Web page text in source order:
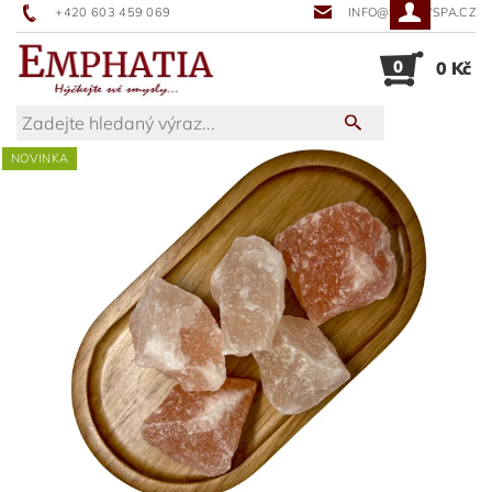
+420 603 459 069 INFO@SUNNYSPA.CZ
0 0 Kč
NOVINKA